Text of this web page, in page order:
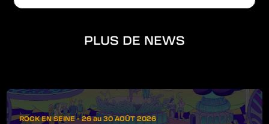
PLUS DE NEWS
ROCK EN SEINE - 26 au 30 AOÛT 2026